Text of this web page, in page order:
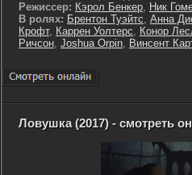
Режиссер: Кэрол Бенкер, Ник
В ролях: Брентон Туэйтс, Анна
Крофт, Каррен Уолтерс, Конор
Ричсон, Joshua Orpin, Винсент
Ловушка (2017) - смотреть